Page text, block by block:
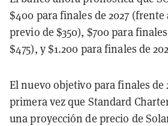
$400 para finales de 2027
previo de $350), $700 para
$475), y $1.200 para finales de
El nuevo objetivo para finales de
primera vez que Standard
una proyección de precio de